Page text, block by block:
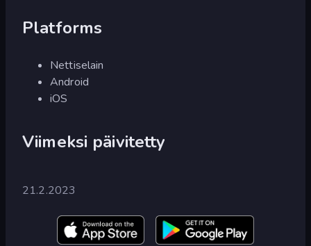
Platforms
Nettiselain
Android
iOS
Viimeksi päivitetty
21.2.2023